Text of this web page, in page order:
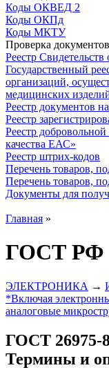
Коды ОКВЕД 2
Коды ОКПд
Коды МКТУ
Проверка документов
Реестр Свидетельств
Государственный
организаций,
медицинских
Реестр документов
Реестр
Реестр
качества ЕАС»
Реестр штрих-кодов
Перечень товаров,
Перечень товаров,
Документы для
Главная »
ГОСТ РФ
ЭЛЕКТРОНИКА →
*Включая
аналоговые
ГОСТ 26975-
Термины и